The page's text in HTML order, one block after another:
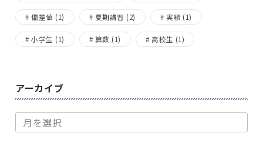
偏差値 (1) 夏期講習 (2) 実績 (1)
小学生 (1) 算数 (1) 高校生 (1)
アーカイブ
ー